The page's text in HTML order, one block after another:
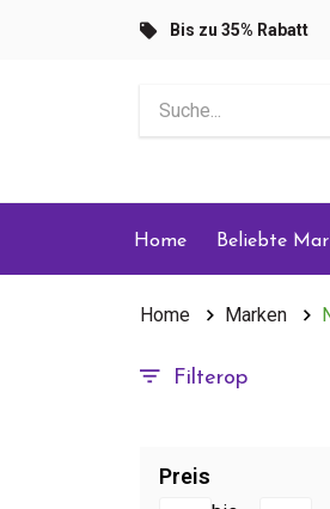
Bis zu 35% Rabatt
Home Beliebte
Home Marken
Filterop
Preis